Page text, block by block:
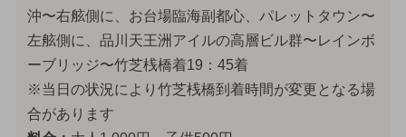
沖〜右舷側に、お台場臨海副都心、パレットタウン〜
左舷側に、品川天王洲アイルの高層ビル群〜レインボ
ーブリッジ〜竹芝桟橋着19：45着
※当日の状況により竹芝桟橋到着時間が変更となる場
合があります